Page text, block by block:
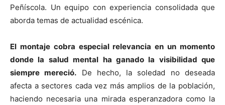
Peñíscola. Un equipo con experiencia consolidada que
aborda temas de actualidad escénica.
El montaje cobra especial relevancia en un momento
donde la salud mental ha ganado la visibilidad que
siempre mereció. De hecho, la soledad no deseada
afecta a sectores cada vez más amplios de la población,
haciendo necesaria una mirada esperanzadora como la